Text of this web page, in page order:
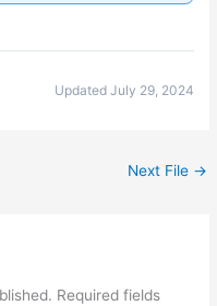
Updated July 29, 2024
Next File →
Required fields